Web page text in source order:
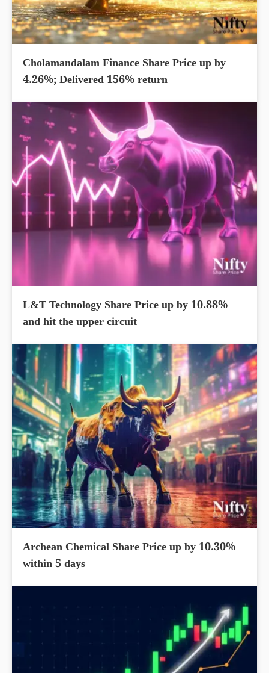
Cholamandalam Finance Share Price up by
4.26%; Delivered 156% return
L&T Technology Share Price up by 10.88%
and hit the upper circuit
Archean Chemical Share Price up by 10.30%
within 5 days